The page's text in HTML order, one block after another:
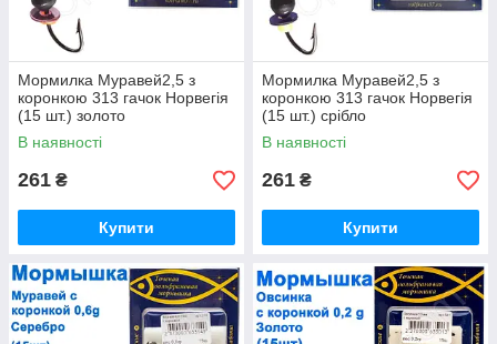
Мормилка Муравей2,5 з
коронкою 313 гачок Норвегія
(15 шт.) золото
В наявності
261 ₴
Купити
Мормилка Муравей2,5 з
коронкою 313 гачок Норвегія
(15 шт.) срібло
В наявності
261 ₴
Купити